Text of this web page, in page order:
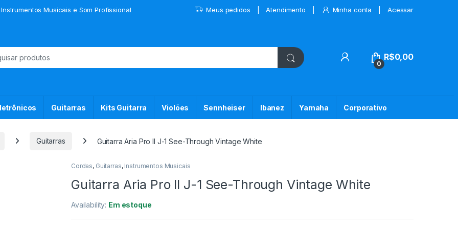
Musicais e Som Profissional Meus pedidos Atendimento Minha conta Acessar
My Account
0
R$0,00
Guitarras Kits Guitarra Violões Sennheiser Ibanez Yamaha Corporativo
Guitarras Guitarra Aria Pro II J-1 See-Through Vintage White
Cordas, Guitarras, Instrumentos Musicais
Guitarra Aria Pro II J-1 See-Through Vintage White
Availability: Em estoque